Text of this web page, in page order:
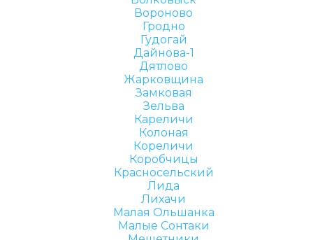
Вороново
Гродно
Гудогай
Дайнова-1
Дятлово
Жарковщина
Замковая
Зельва
Кареличи
Колоная
Кореличи
Коробчицы
Красносельский
Лида
Лихачи
Малая Ольшанка
Малые Сонтаки